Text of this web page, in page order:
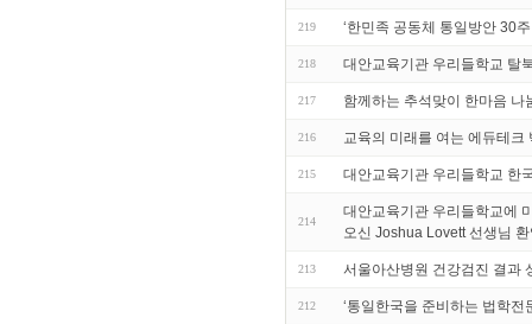
219 ‘한민족 공동체 통일방안 30
218 대안교육기관 우리들학교 탈
217 함께하는 추석맞이 한마음 나
216 교육의 미래를 여는 에듀테크
215 대안교육기관 우리들학교 한
214
대안교육기관 우리들학교에
오신 Joshua Lovett 선생님
213 서울아산병원 건강검진 결과
212 ‘통일한국을 준비하는 법학